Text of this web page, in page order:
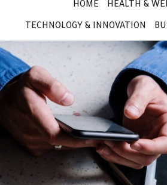
HOME HEALTH &
TECHNOLOGY & INNOVATION